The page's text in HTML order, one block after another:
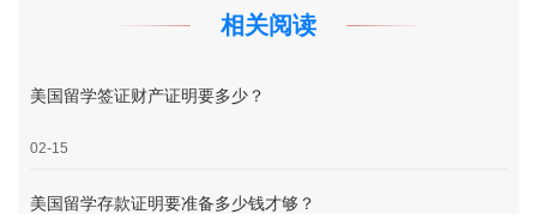
相关阅读
美国留学签证财产证明要多少？
02-15
美国留学存款证明要准备多少钱才够？